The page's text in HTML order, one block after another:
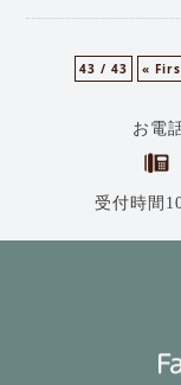
43 / 43 «
お電
受付時間